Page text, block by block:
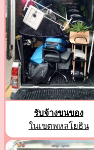
รับจ้างขนของ
ในเขตพหลโยธิน